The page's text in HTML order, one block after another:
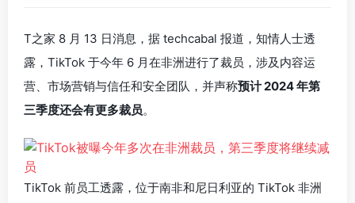
T之家 8 月 13 日消息，据 techcabal 报道，知情人士透
露，TikTok 于今年 6 月在非洲进行了裁员，涉及内容运
营、市场营销与信任和安全团队，并声称预计 2024 年第
三季度还会有更多裁员。
TikTok 前员工透露，位于南非和尼日利亚的 TikTok 非洲